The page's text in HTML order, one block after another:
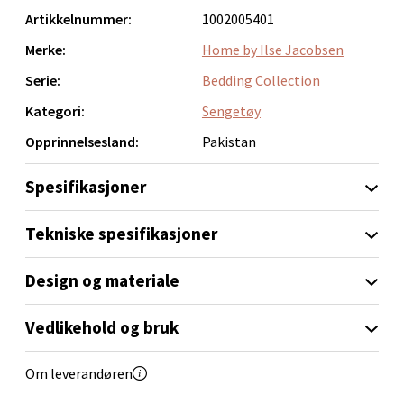
Artikkelnummer:
1002005401
Merke:
Home by Ilse Jacobsen
Serie:
Bedding Collection
Kategori:
Sengetøy
Opprinnelsesland:
Pakistan
Spesifikasjoner
Tekniske spesifikasjoner
Design og materiale
Vedlikehold og bruk
Om leverandøren
0 i butikk
Sandvika - Thon Senter Sandvika
Åpent i dag 10-21
0 i butikk
Velg